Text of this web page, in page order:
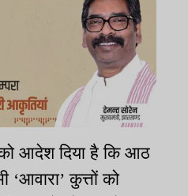
आदेश दिया है कि आठ
कुत्तों को